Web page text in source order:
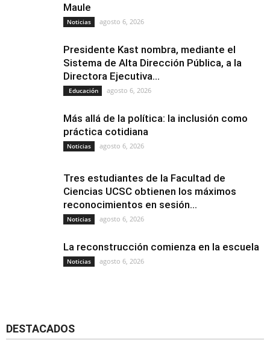
Maule
Noticias agosto 6, 2026
Presidente Kast nombra, mediante el
Sistema de Alta Dirección Pública, a la
Directora Ejecutiva...
Educación agosto 6, 2026
Más allá de la política: la inclusión como
práctica cotidiana
Noticias agosto 6, 2026
Tres estudiantes de la Facultad de
Ciencias UCSC obtienen los máximos
reconocimientos en sesión...
Noticias agosto 6, 2026
La reconstrucción comienza en la escuela
Noticias agosto 6, 2026
DESTACADOS